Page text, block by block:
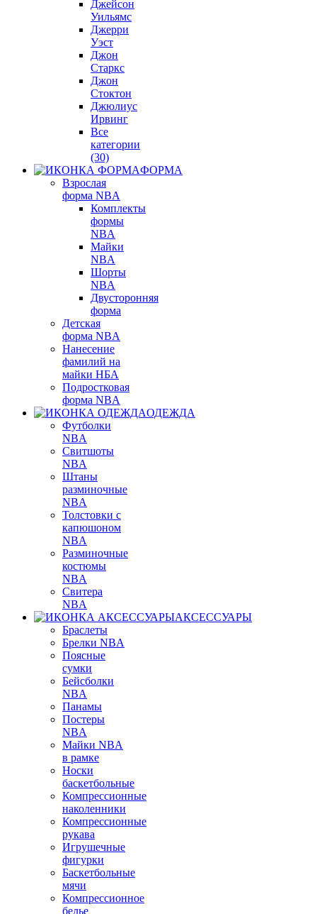
Джейсон
Уильямс
Джерри
Уэст
Джон
Старкс
Джон
Стоктон
Джюлиус
Ирвинг
Все
категории
(30)
ФОРМА
Взрослая
форма NBA
Комплекты
формы
NBA
Майки
NBA
Шорты
NBA
Двусторонняя
форма
Детская
форма NBA
Нанесение
фамилий на
майки НБА
Подростковая
форма NBA
ОДЕЖДА
Футболки
NBA
Свитшоты
NBA
Штаны
разминочные
NBA
Толстовки с
капюшоном
NBA
Разминочные
костюмы
NBA
Свитера
NBA
АКСЕССУАРЫ
Браслеты
Брелки NBA
Поясные
сумки
Бейсболки
NBA
Панамы
Постеры
NBA
Майки NBA
в рамке
Носки
баскетбольные
Компрессионные
наколенники
Компрессионные
рукава
Игрушечные
фигурки
Баскетбольные
мячи
Компрессионное
белье